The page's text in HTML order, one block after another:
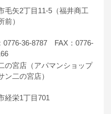
毛矢2丁目11-5（福井商工
前）
0776-36-8787 FAX：0776-
の宮店（アパマンショップ
ン二の宮店）
経栄1丁目701